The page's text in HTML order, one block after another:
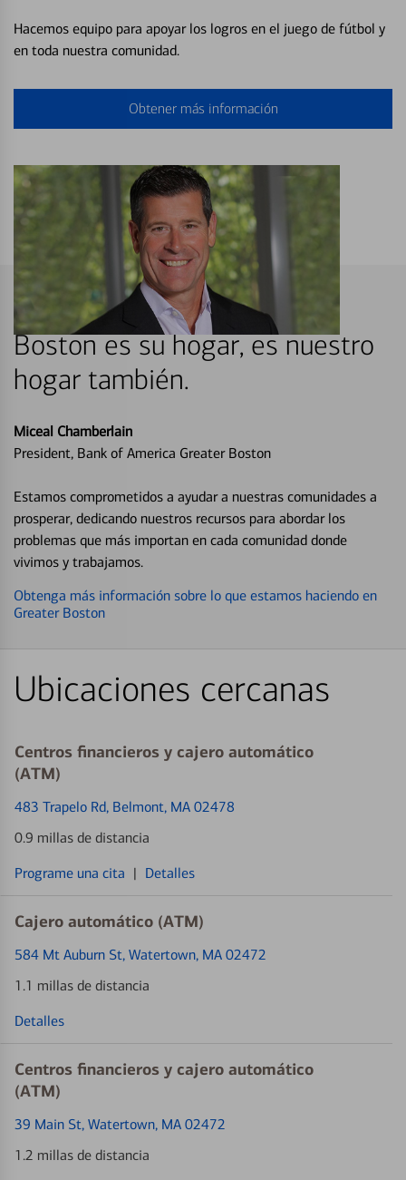
Hacemos equipo para apoyar los logros en el juego de fútbol y
en toda nuestra comunidad.
Obtener más información
Boston es su hogar, es nuestro
hogar también.
Miceal Chamberlain
President, Bank of America Greater Boston
Estamos comprometidos a ayudar a nuestras comunidades a
prosperar, dedicando nuestros recursos para abordar los
problemas que más importan en cada comunidad donde
vivimos y trabajamos.
Obtenga más información sobre lo que estamos haciendo en
Greater Boston
Ubicaciones cercanas
Centros financieros y cajero automático
(ATM)
483 Trapelo Rd, Belmont, MA 02478
0.9 millas de distancia
Programe una cita | Detalles
Cajero automático (ATM)
584 Mt Auburn St, Watertown, MA 02472
1.1 millas de distancia
Detalles
Centros financieros y cajero automático
(ATM)
39 Main St, Watertown, MA 02472
1.2 millas de distancia